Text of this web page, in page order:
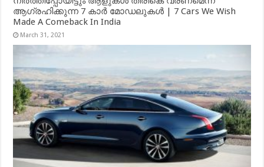
ആഗ്രഹിക്കുന്ന 7 കാർ മോഡലുകൾ | 7 Cars We Wish
Made A Comeback In India
March 31, 2021